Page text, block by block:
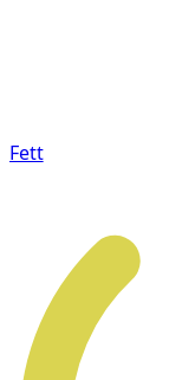
Fett